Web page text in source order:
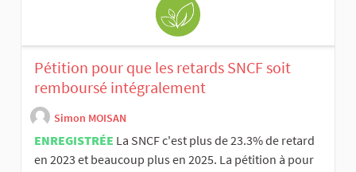
Pétition pour que les retards SNCF soit
remboursé intégralement
Simon MOISAN
ENREGISTRÉE La SNCF c'est plus de 23.3% de retard
en 2023 et beaucoup plus en 2025. La pétition à pour